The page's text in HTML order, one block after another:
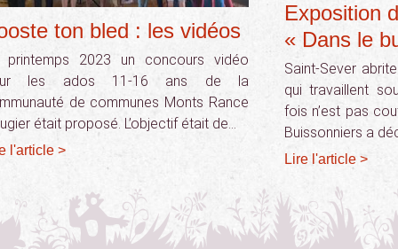
ton bled : les vidéos
printemps 2023 un concours vidéo
les ados 11-16 ans de la
de communes Monts Rance
était proposé. L’objectif était de…
l'article >
Exposition
« Dans le
Saint-Sever
qui travaillent
fois n’est pas
Buissonniers a
Lire l'article >